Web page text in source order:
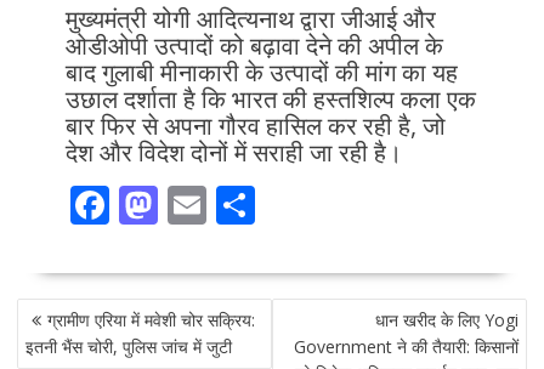
मुख्यमंत्री योगी आदित्यनाथ द्वारा जीआई और
ओडीओपी उत्पादों को बढ़ावा देने की अपील के
बाद गुलाबी मीनाकारी के उत्पादों की मांग का यह
उछाल दर्शाता है कि भारत की हस्तशिल्प कला एक
बार फिर से अपना गौरव हासिल कर रही है, जो
देश और विदेश दोनों में सराही जा रही है।
F
e
b
M
to
d
E
ai
l
S
ar
POST
NAVIGATION
ग्रामीण एरिया में मवेशी चोर सक्रिय:
इतनी भैंस चोरी, पुलिस जांच में जुटी
धान खरीद के लिए Yogi
Government ने की तैयारी: किसानों